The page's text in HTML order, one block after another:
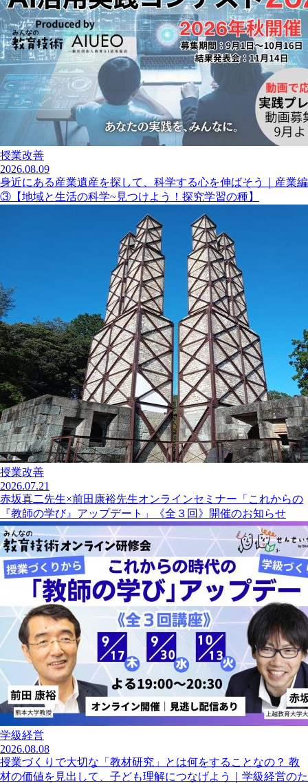
授業改善
2026.08.09
身近にある産業遺産を探して、科学する心を伸ばそう｜産業編
③【地域と生活の科学~見つけよう！探究学習の種】
授業改善
2026.07.21
赤坂真二先生×前田康裕先生オンラインセミナー「これからの
『教師の学び』アップデート」《全３回》開催のお知らせ
学級経営
2026.08.08
授業づくりで大切な「教材研究」とは何をすることなの？ 教
材の価値を見出して、子ども理解につなげよう｜学級経営のた